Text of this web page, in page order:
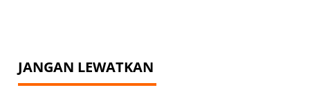
JANGAN LEWATKAN